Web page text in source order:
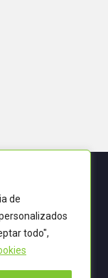
de
todo",